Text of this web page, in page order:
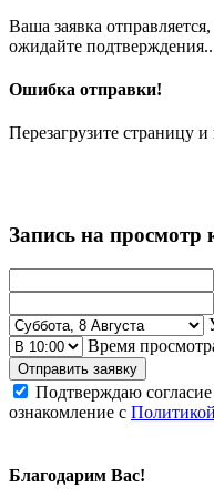
Ваша заявка отправляется,
ожидайте
Ошибка отправки!
Перезагрузите страницу
Запись на просмотр
Время
Отправить заявку
Подтверждаю
ознакомление с
Благодарим Вас!